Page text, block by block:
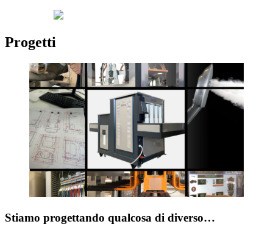
Progetti
Stiamo progettando qualcosa di diverso…